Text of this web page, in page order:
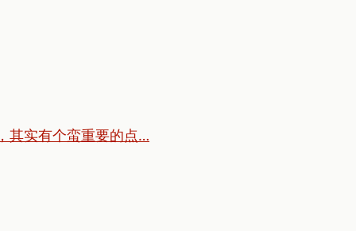
其实有个蛮重要的点…